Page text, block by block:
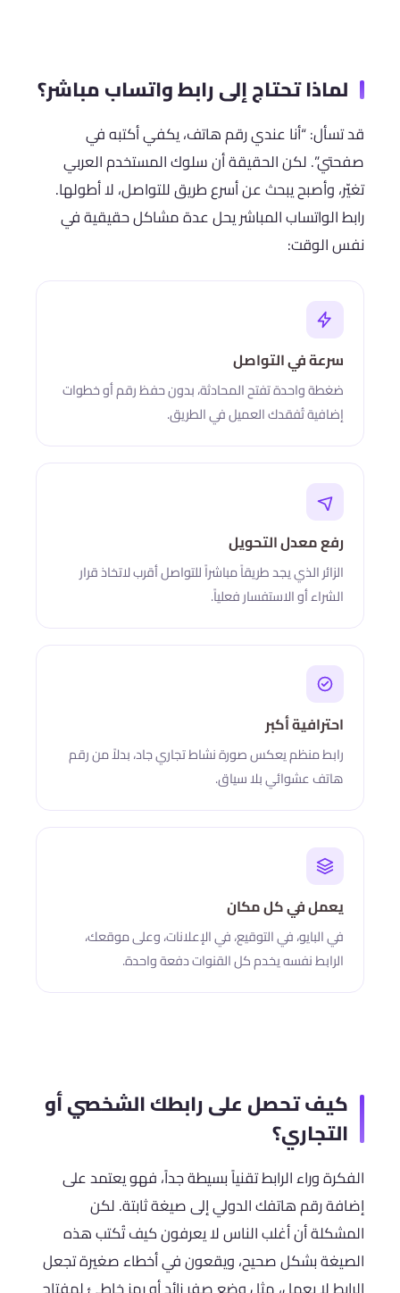
لماذا تحتاج إلى رابط واتساب مباشر؟
قد تسأل: “أنا عندي رقم هاتف، يكفي أكتبه في
صفحتي”. لكن الحقيقة أن سلوك المستخدم العربي
تغيّر، وأصبح يبحث عن أسرع طريق للتواصل، لا أطولها.
رابط الواتساب المباشر يحل عدة مشاكل حقيقية في
نفس الوقت:
سرعة في التواصل
ضغطة واحدة تفتح المحادثة، بدون حفظ رقم أو خطوات
إضافية تُفقدك العميل في الطريق.
رفع معدل التحويل
الزائر الذي يجد طريقاً مباشراً للتواصل أقرب لاتخاذ قرار
الشراء أو الاستفسار فعلياً.
احترافية أكبر
رابط منظم يعكس صورة نشاط تجاري جاد، بدلاً من رقم
هاتف عشوائي بلا سياق.
يعمل في كل مكان
في البايو، في التوقيع، في الإعلانات، وعلى موقعك،
الرابط نفسه يخدم كل القنوات دفعة واحدة.
كيف تحصل على رابطك الشخصي أو
التجاري؟
الفكرة وراء الرابط تقنياً بسيطة جداً، فهو يعتمد على
إضافة رقم هاتفك الدولي إلى صيغة ثابتة. لكن
المشكلة أن أغلب الناس لا يعرفون كيف تُكتب هذه
الصيغة بشكل صحيح، ويقعون في أخطاء صغيرة تجعل